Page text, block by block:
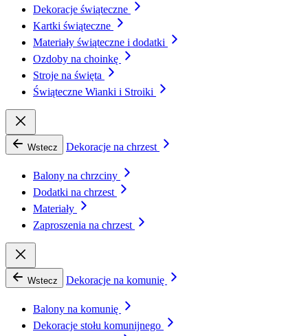
Dekoracje świąteczne
Kartki świąteczne
Materiały świąteczne i dodatki
Ozdoby na choinkę
Stroje na święta
Świąteczne Wianki i Stroiki
Wstecz Dekoracje na chrzest
Balony na chrzciny
Dodatki na chrzest
Materiały
Zaproszenia na chrzest
Wstecz Dekoracje na komunię
Balony na komunię
Dekoracje stołu komunijnego